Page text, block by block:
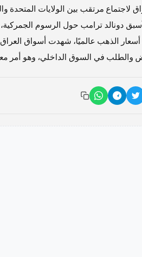
لاجتماع مرتقب بين الولايات المتحدة
دونالد ترامب حول الرسوم
الذهب عالميًا، شهدت أسواق العراق
والطلب في السوق الداخلي، وهو أمر